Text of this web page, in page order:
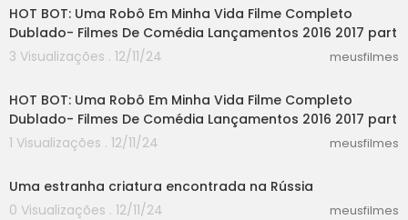
HOT BOT: Uma Robô Em Minha Vida Filme Completo
Dublado- Filmes De Comédia Lançamentos 2016 2017 part
3 Visualizações . 12/11/24
meusfilmes
HOT BOT: Uma Robô Em Minha Vida Filme Completo
Dublado- Filmes De Comédia Lançamentos 2016 2017 part
1 Visualizações . 12/11/24
meusfilmes
Uma estranha criatura encontrada na Rússia
0 Visualizações . 12/11/24
meusfilmes